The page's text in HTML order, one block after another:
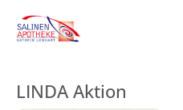
LINDA Aktion